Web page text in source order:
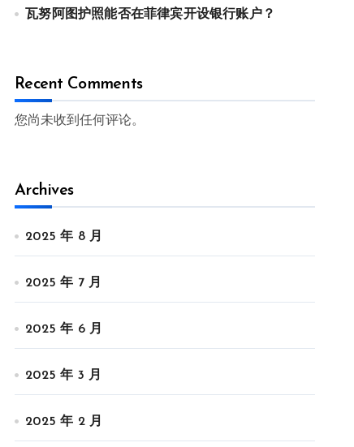
瓦努阿图护照能否在菲律宾开设银行账户？
Recent Comments
您尚未收到任何评论。
Archives
2025 年 8 月
2025 年 7 月
2025 年 6 月
2025 年 3 月
2025 年 2 月